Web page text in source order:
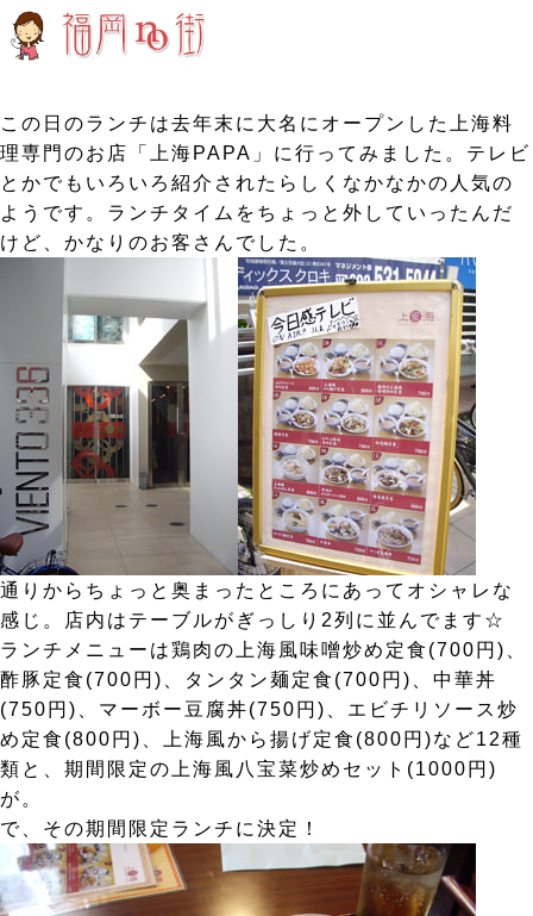
この日のランチは去年末に大名にオープンした上海料
理専門のお店「上海PAPA」に行ってみました。テレビ
とかでもいろいろ紹介されたらしくなかなかの人気の
ようです。ランチタイムをちょっと外していったんだ
けど、かなりのお客さんでした。
通りからちょっと奥まったところにあってオシャレな
感じ。店内はテーブルがぎっしり2列に並んでます☆
ランチメニューは鶏肉の上海風味噌炒め定食(700円)、
酢豚定食(700円)、タンタン麺定食(700円)、中華丼
(750円)、マーボー豆腐丼(750円)、エビチリソース炒
め定食(800円)、上海風から揚げ定食(800円)など12種
類と、期間限定の上海風八宝菜炒めセット(1000円)
が。
で、その期間限定ランチに決定！